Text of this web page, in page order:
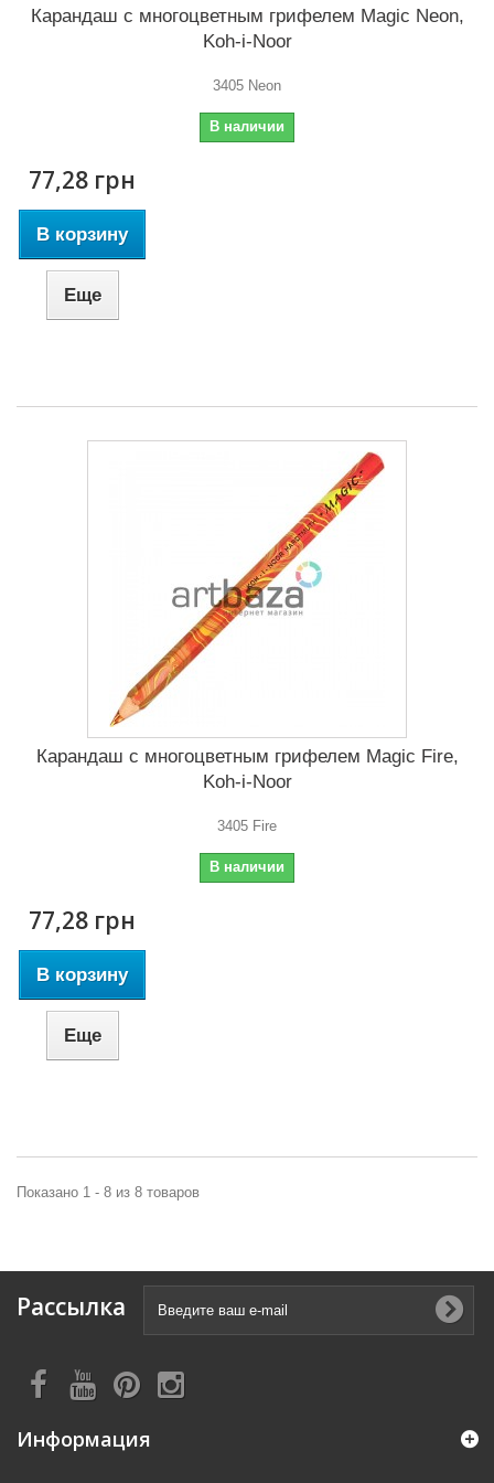
Карандаш с многоцветным грифелем Magic Neon,
Koh-i-Noor
3405 Neon
В наличии
77,28 грн
В корзину
Еще
Карандаш с многоцветным грифелем Magic Fire,
Koh-i-Noor
3405 Fire
В наличии
77,28 грн
В корзину
Еще
Показано 1 - 8 из 8 товаров
Рассылка
Информация